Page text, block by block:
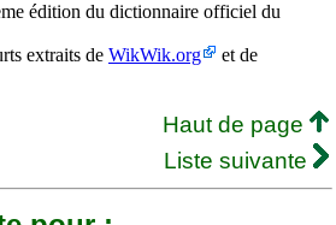
édition du dictionnaire officiel du
extraits de WikWik.org
et de
Haut de page
Liste suivante